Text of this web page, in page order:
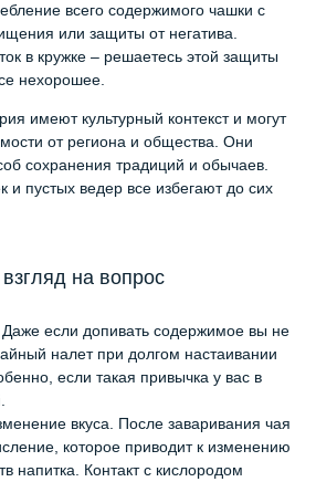
всего содержимого чашки с
или защиты от негатива.
в кружке – решаетесь этой защиты
нехорошее.
имеют культурный контекст и могут
от региона и общества. Они
сохранения традиций и обычаев.
и пустых ведер все избегают до сих
на вопрос
Даже если допивать содержимое вы не
налет при долгом настаивании
если такая привычка у вас в
вкуса. После заваривания чая
которое приводит к изменению
напитка. Контакт с кислородом